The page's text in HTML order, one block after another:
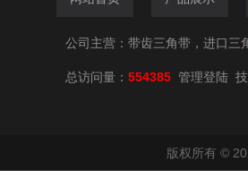
公司主营：带齿三角带，进口三
总访问量： 554385 管理登陆
版权所有 ©